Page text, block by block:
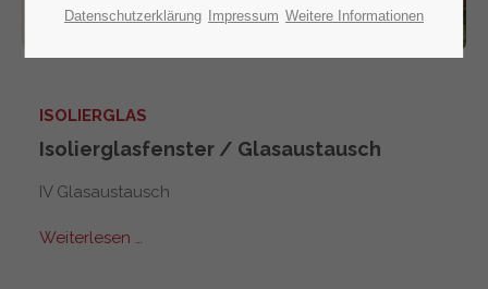
ISOLIERGLAS
Isolierglasfenster / Glasaustausch
IV Glasaustausch
Weiterlesen …
Datenschutzerklärung Impressum Weitere Informationen